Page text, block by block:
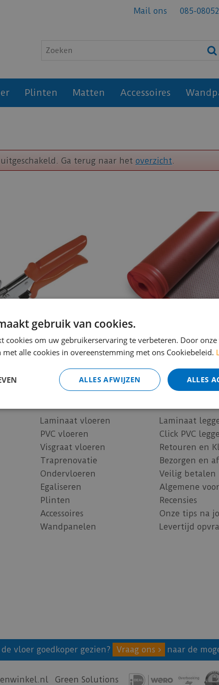
Mail ons 085-
Plinten Matten Accessoires
Ga terug naar het overzicht.
Gereedschap
Laminaat vloeren
PVC vloeren
Visgraat vloeren
Traprenovatie
Ondervloeren
Egaliseren
Plinten
Accessoires
Wandpanelen
Laminaat
Click PVC
Retouren en
Bezorgen en
Veilig betalen
Algemene
Recensies
Onze tips na
Levertijd
vloer goedkoper gezien? Vraag ons naar de
Green Solutions
gebruik van cookies.
cookies om uw gebruikerservaring te verbeteren. Door
alle cookies in overeenstemming met ons Cookiebeleid.
ALLES
ALLES AFWIJZEN